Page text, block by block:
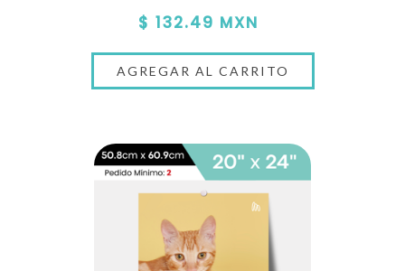
$ 132.49 MXN